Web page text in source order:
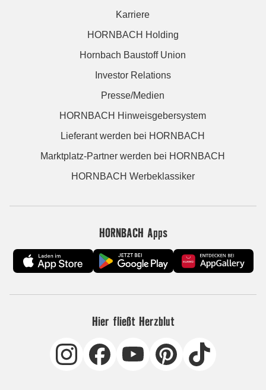
Karriere
HORNBACH Holding
Hornbach Baustoff Union
Investor Relations
Presse/Medien
HORNBACH Hinweisgebersystem
Lieferant werden bei HORNBACH
Marktplatz-Partner werden bei HORNBACH
HORNBACH Werbeklassiker
HORNBACH Apps
Hier fließt Herzblut